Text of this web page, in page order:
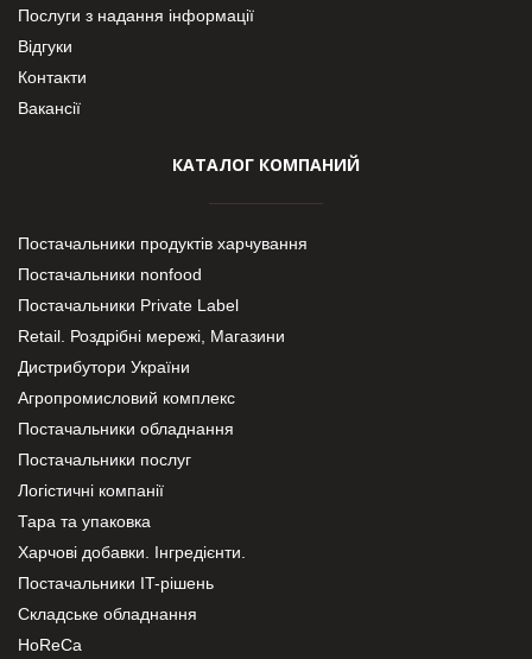
Послуги з надання інформації
Відгуки
Контакти
Вакансії
КАТАЛОГ КОМПАНИЙ
Постачальники продуктів харчування
Постачальники nonfood
Постачальники Private Label
Retail. Роздрібні мережі, Магазини
Дистрибутори України
Агропромисловий комплекс
Постачальники обладнання
Постачальники послуг
Логістичні компанії
Тара та упаковка
Харчові добавки. Інгредієнти.
Постачальники IT-рішень
Складське обладнання
HoReCa